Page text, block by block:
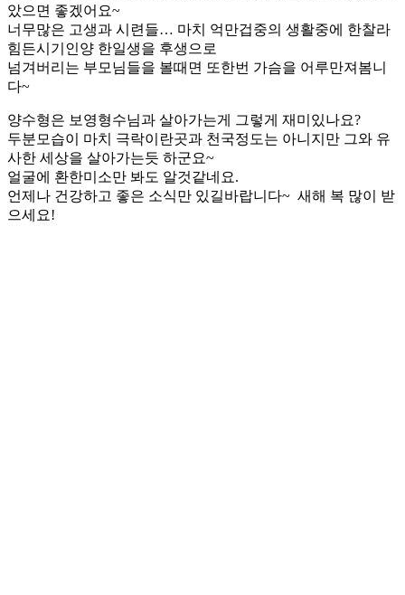
았으면 좋겠어요~
너무많은 고생과 시련들… 마치 억만겁중의 생활중에 한찰라
힘든시기인양 한일생을 후생으로
넘겨버리는 부모님들을 볼때면 또한번 가슴을 어루만져봄니
다~
양수형은 보영형수님과 살아가는게 그렇게 재미있나요?
두분모습이 마치 극락이란곳과 천국정도는 아니지만 그와 유
사한 세상을 살아가는듯 하군요~
얼굴에 환한미소만 봐도 알것같네요.
언제나 건강하고 좋은 소식만 있길바랍니다~ 새해 복 많이 받
으세요!